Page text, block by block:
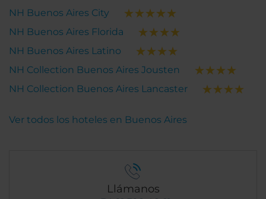
NH Buenos Aires City
NH Buenos Aires Florida
NH Buenos Aires Latino
NH Collection Buenos Aires Jousten
NH Collection Buenos Aires Lancaster
Ver todos los hoteles en Buenos Aires
Llámanos